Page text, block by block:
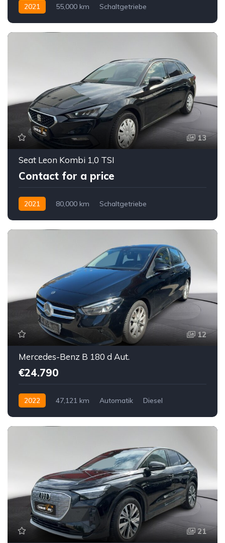
2021 55,000 km
Schaltgetriebe
13
Seat Leon Kombi 1,0 TSI
Contact for a price
2021 80,000 km
Schaltgetriebe
12
Mercedes-Benz B 180 d Aut.
€24.790
2022 47,121 km Automatik
Diesel
21